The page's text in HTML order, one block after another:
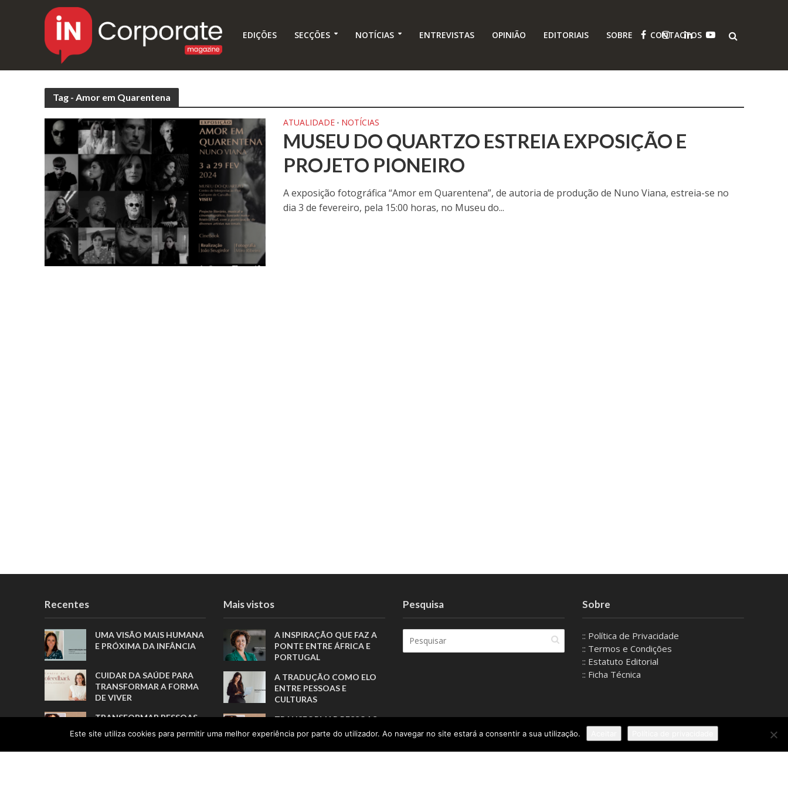
EDIÇÕES SECÇÕES NOTÍCIAS ENTREVISTAS OPINIÃO EDITORIAIS SOBRE CONTACTOS
Tag - Amor em Quarentena
ATUALIDADE • NOTÍCIAS
MUSEU DO QUARTZO ESTREIA EXPOSIÇÃO E
PROJETO PIONEIRO
A exposição fotográfica “Amor em Quarentena”, de autoria de produção de Nuno Viana, estreia-se no
dia 3 de fevereiro, pela 15:00 horas, no Museu do...
Recentes
UMA VISÃO MAIS HUMANA
E PRÓXIMA DA INFÂNCIA
CUIDAR DA SAÚDE PARA
TRANSFORMAR A FORMA
DE VIVER
TRANSFORMAR PESSOAS,
MUITO ANTES DE FORMAR
ATLETAS
Mais vistos
A INSPIRAÇÃO QUE FAZ A
PONTE ENTRE ÁFRICA E
PORTUGAL
A TRADUÇÃO COMO ELO
ENTRE PESSOAS E
CULTURAS
TRANSFORMAR PESSOAS,
MUITO ANTES DE FORMAR
ATLETAS
Pesquisa Sobre
:: Política de Privacidade
:: Termos e Condições
:: Estatuto Editorial
:: Ficha Técnica
Este site utiliza cookies para permitir uma melhor experiência por parte do utilizador. Ao navegar no site estará a consentir a sua utilização.